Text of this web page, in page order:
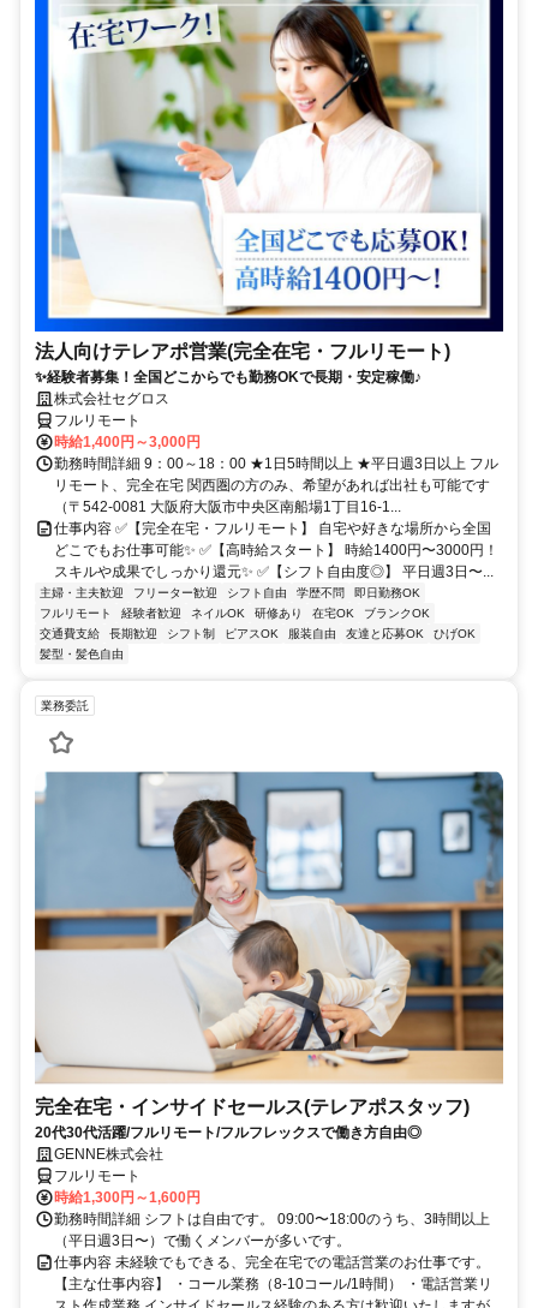
法人向けテレアポ営業(完全在宅・フルリモート)
✨経験者募集！全国どこからでも勤務OKで長期・安定稼働♪
株式会社セグロス
フルリモート
時給1,400円～3,000円
勤務時間詳細 9：00～18：00 ★1日5時間以上 ★平日週3日以上 フル
リモート、完全在宅 関西圏の方のみ、希望があれば出社も可能です
（〒542-0081 大阪府大阪市中央区南船場1丁目16-1...
仕事内容 ✅【完全在宅・フルリモート】 自宅や好きな場所から全国
どこでもお仕事可能✨ ✅【高時給スタート】 時給1400円〜3000円！
スキルや成果でしっかり還元✨ ✅【シフト自由度◎】 平日週3日〜...
主婦・主夫歓迎 フリーター歓迎 シフト自由 学歴不問
即日勤務OK
フルリモート
経験者歓迎 ネイルOK 研修あり 在宅OK
ブランクOK
交通費支給
長期歓迎 シフト制 ピアスOK 服装自由 友達と応募OK
ひげOK
髪型・髪色自由
業務委託
完全在宅・インサイドセールス(テレアポスタッフ)
20代30代活躍/フルリモート/フルフレックスで働き方自由◎
GENNE株式会社
フルリモート
時給1,300円～1,600円
勤務時間詳細 シフトは自由です。 09:00〜18:00のうち、3時間以上
（平日週3日〜）で働くメンバーが多いです。
仕事内容 未経験でもできる、完全在宅での電話営業のお仕事です。
【主な仕事内容】 ・コール業務（8-10コール/1時間） ・電話営業リ